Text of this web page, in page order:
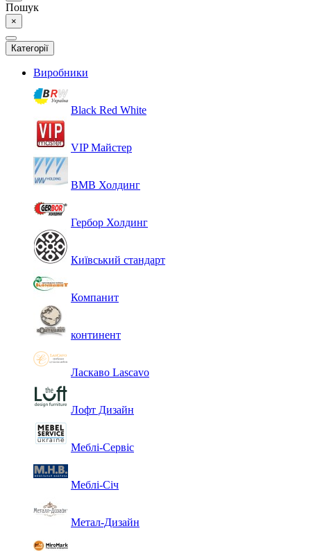
Пошук
×
Категорії
Виробники
Black Red White
VIP Майстер
ВМВ Холдинг
Гербор Холдинг
Київський стандарт
Компанит
континент
Ласкаво Lascavo
Лофт Дизайн
Меблі-Сервіс
Меблі-Січ
Метал-Дизайн